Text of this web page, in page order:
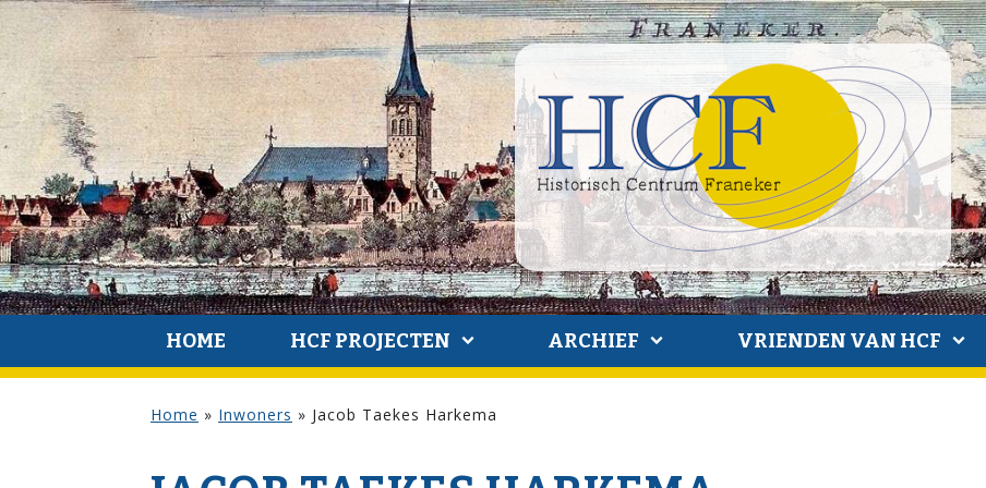
HOME HCF PROJECTEN ARCHIEF VRIENDEN VAN HCF
Home » Inwoners » Jacob Taekes Harkema